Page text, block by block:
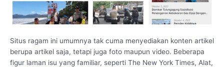
Situs ragam ini umumnya tak cuma menyediakan konten artikel
berupa artikel saja, tetapi juga foto maupun video. Beberapa
figur laman isu yang familiar, seperti The New York Times, Alat,